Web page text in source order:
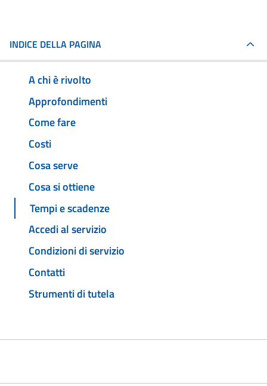
INDICE DELLA PAGINA
A chi è rivolto
Approfondimenti
Come fare
Costi
Cosa serve
Cosa si ottiene
Tempi e scadenze
Accedi al servizio
Condizioni di servizio
Contatti
Strumenti di tutela